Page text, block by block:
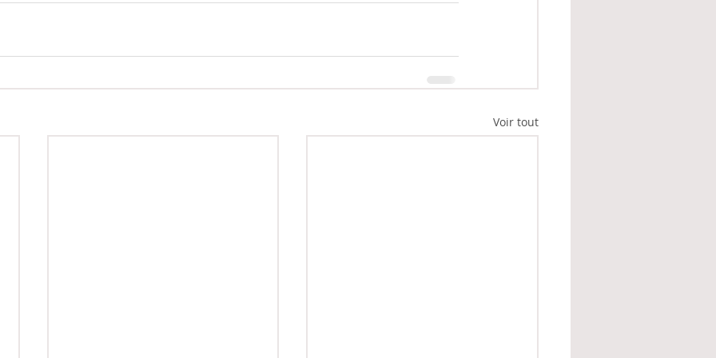
Voir tout